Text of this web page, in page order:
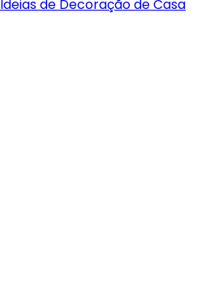
Ideias de Decoração de Casa